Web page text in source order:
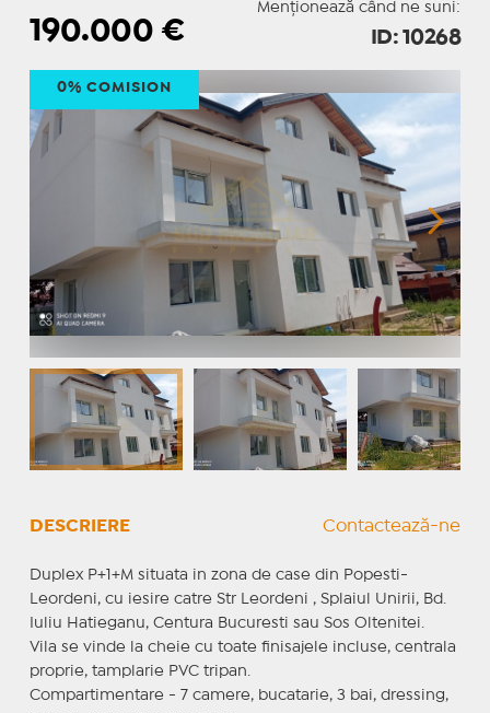
Menționează când ne suni:
190.000 € ID: 10268
0% COMISION
DESCRIERE Contactează-ne
Duplex P+1+M situata in zona de case din Popesti-
Leordeni, cu iesire catre Str Leordeni , Splaiul Unirii, Bd.
Iuliu Hatieganu, Centura Bucuresti sau Sos Oltenitei.
Vila se vinde la cheie cu toate finisajele incluse, centrala
proprie, tamplarie PVC tripan.
Compartimentare - 7 camere, bucatarie, 3 bai, dressing,